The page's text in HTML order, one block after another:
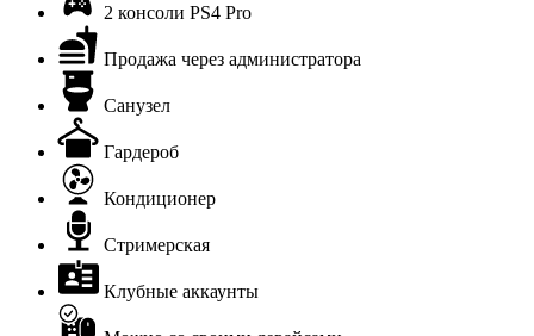
2 консоли PS4 Pro
Продажа через администратора
Санузел
Гардероб
Кондиционер
Стримерская
Клубные аккаунты